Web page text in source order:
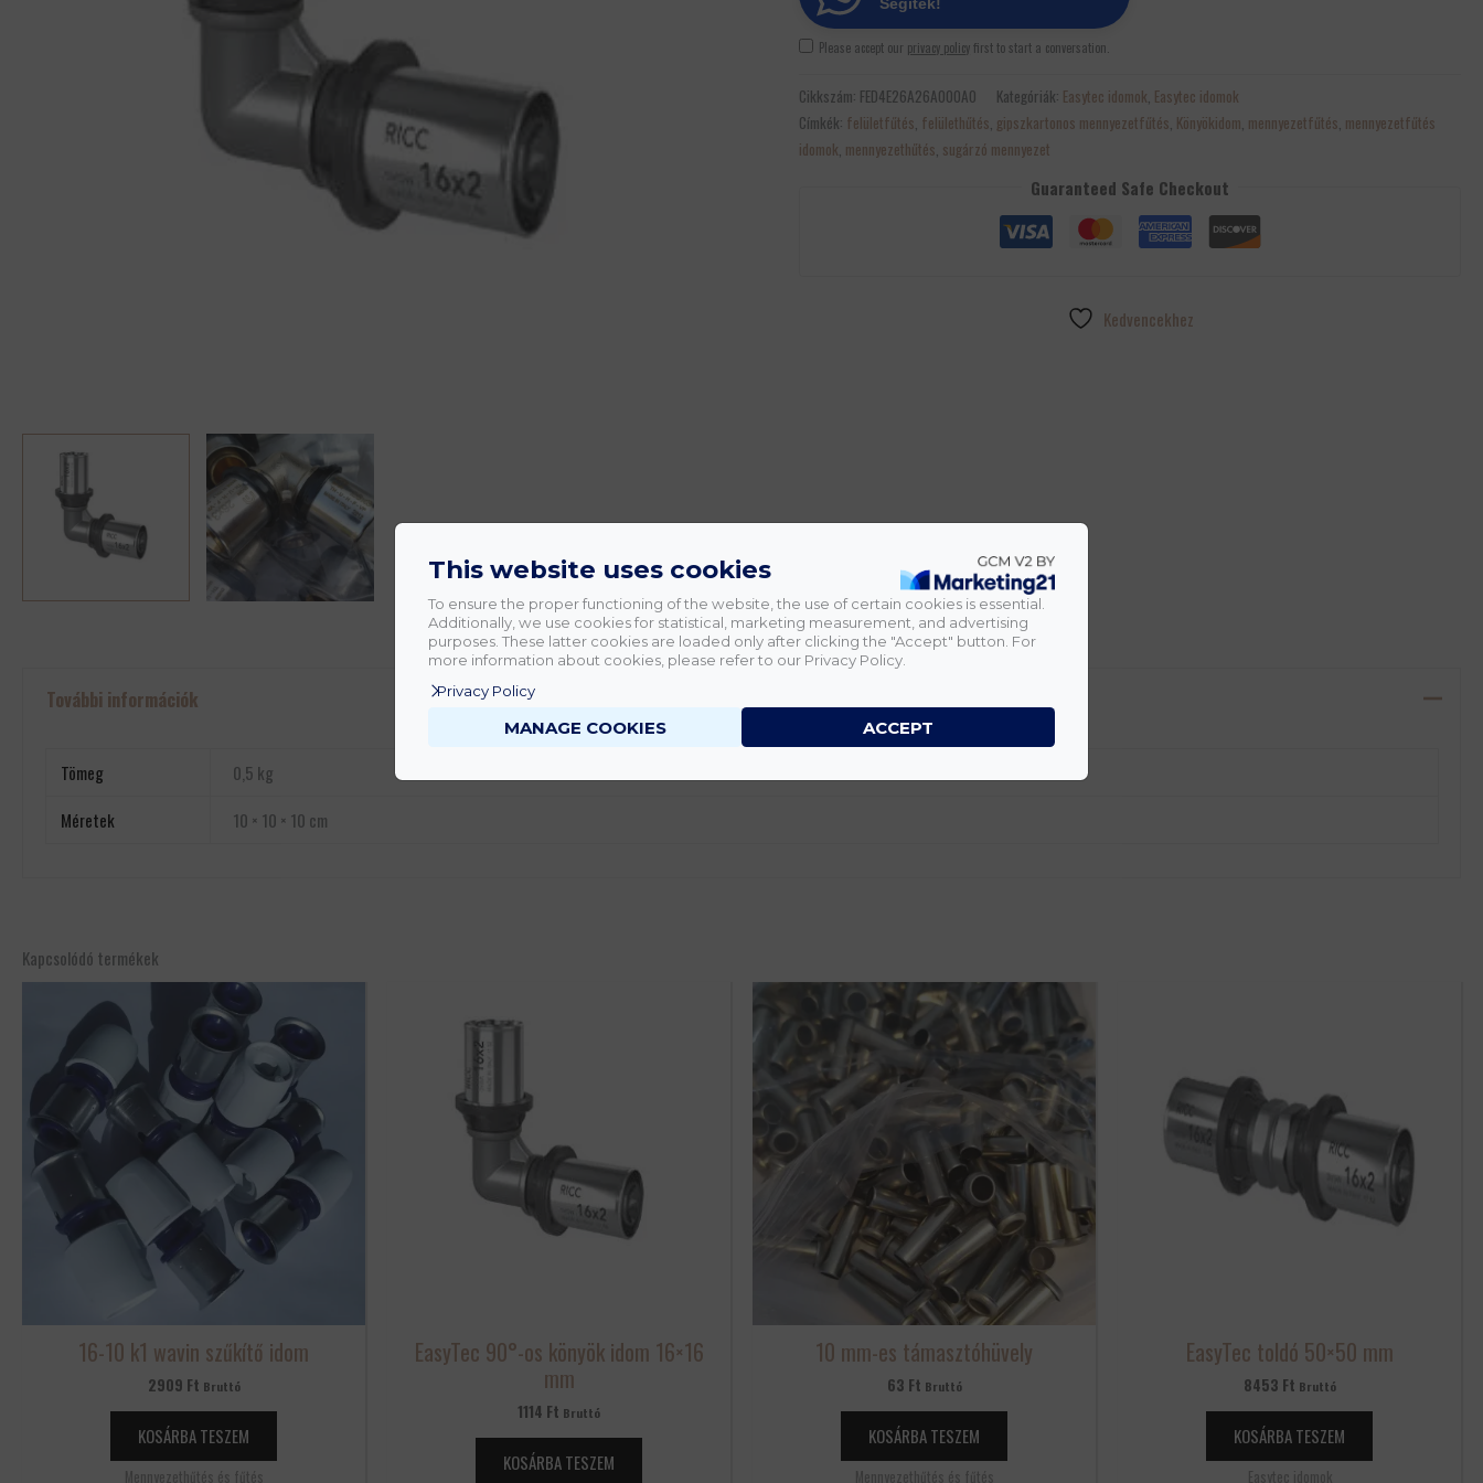
Please accept our privacy policyfirst to start a conversation.
Cikkszám: FED4E26A26A000A0 Kategóriák: Easytec idomok, Easytec idomok
Címkék: felületfűtés, felülethűtés, gipszkartonos mennyezetfűtés, Könyökidom, mennyezetfűtés, mennyezetfűtés
idomok, mennyezethűtés, sugárzó mennyezet
Guaranteed Safe Checkout
Kedvencekhez
További információk
Tömeg
0,5 kg
Méretek
10 × 10 × 10 cm
Kapcsolódó termékek
16-10 k1 wavin szűkítő idom
2909 Ft Bruttó
KOSÁRBA TESZEM
Mennyezethűtés és fűtés
EasyTec 90°-os könyök idom 16×16
mm
1114 Ft Bruttó
KOSÁRBA TESZEM
10 mm-es támasztóhüvely
63 Ft Bruttó
KOSÁRBA TESZEM
Mennyezethűtés és fűtés
EasyTec toldó 50×50 mm
8453 Ft Bruttó
KOSÁRBA TESZEM
Easytec idomok
This website uses cookies
To ensure the proper functioning of the website, the use of certain cookies is essential.
Additionally, we use cookies for statistical, marketing measurement, and advertising
purposes. These latter cookies are loaded only after clicking the "Accept" button. For
more information about cookies, please refer to our Privacy Policy.
Privacy Policy
MANAGE COOKIES ACCEPT